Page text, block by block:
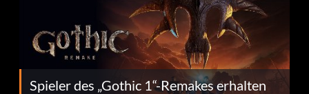
Spieler des „Gothic 1“-Remakes erhalten